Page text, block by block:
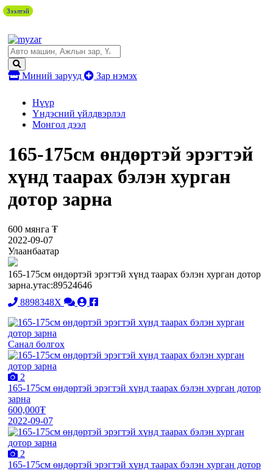
Миний зарууд Зар нэмэх
Нүүр
Үндэсний үйлдвэрлэл
Монгол дээл
165-175см өндөртэй эрэгтэй
хүнд таарах бэлэн хурган
дотор зарна
600 мянга ₮
2022-09-07
Улаанбаатар
165-175см өндөртэй эрэгтэй хүнд таарах бэлэн хурган дотор
зарна.утас:89524646
8898348X
Санал болгох
2
165-175см өндөртэй эрэгтэй хүнд таарах бэлэн хурган дотор
зарна
600,000₮
2022-09-07
2
165-175см өндөртэй эрэгтэй хүнд таарах бэлэн хурган дотор
Зээлтэй
Зээлтэй